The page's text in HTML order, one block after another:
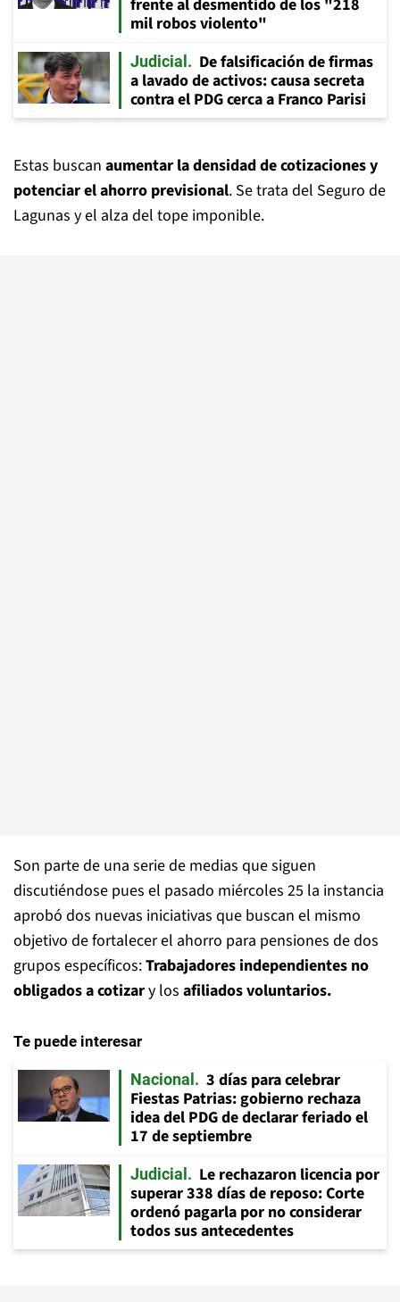
frente al desmentido de los "218
mil robos violento"
Judicial
De falsificación de firmas
a lavado de activos: causa secreta
contra el PDG cerca a Franco Parisi
Estas buscan aumentar la densidad de cotizaciones y
potenciar el ahorro previsional. Se trata del Seguro de
Lagunas y el alza del tope imponible.
Son parte de una serie de medias que siguen
discutiéndose pues el pasado miércoles 25 la instancia
aprobó dos nuevas iniciativas que buscan el mismo
objetivo de fortalecer el ahorro para pensiones de dos
grupos específicos:Trabajadores independientes no
obligados a cotizary los afiliados voluntarios.
Te puede interesar
Nacional
3 días para celebrar
Fiestas Patrias: gobierno rechaza
idea del PDG de declarar feriado el
17 de septiembre
Judicial
Le rechazaron licencia por
superar 338 días de reposo: Corte
ordenó pagarla por no considerar
todos sus antecedentes